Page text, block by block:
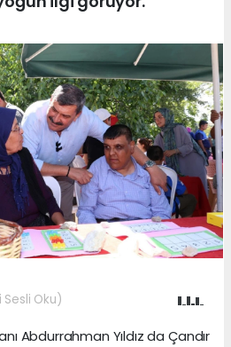
Sesli Oku)
Abdurrahman Yıldız da Çandır